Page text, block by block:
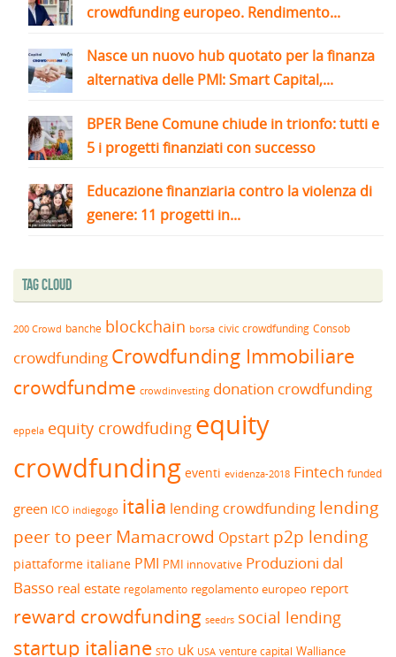
crowdfunding europeo. Rendimento...
Nasce un nuovo hub quotato per la finanza
alternativa delle PMI: Smart Capital,...
BPER Bene Comune chiude in trionfo: tutti e
5 i progetti finanziati con successo
Educazione finanziaria contro la violenza di
genere: 11 progetti in...
Tag Cloud
200 Crowd banche blockchain borsa civic crowdfunding Consob
crowdfunding Crowdfunding Immobiliare
crowdfundme crowdinvesting donation crowdfunding
eppela equity crowdfuding equity
crowdfunding eventi evidenza-2018 Fintech funded
green ICO indiegogo italia lending crowdfunding lending
peer to peerMamacrowd Opstart p2p lending
piattaforme italiane PMI PMI innovative Produzioni dal
Basso real estate regolamento regolamento europeo report
reward crowdfunding seedrs social lending
startup italiane STO uk USA venture capital Walliance